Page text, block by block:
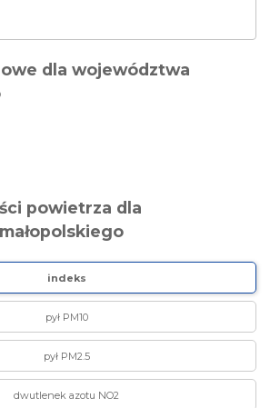
dla województwa
powietrza dla
indeks
pył PM10
pył PM2.5
dwutlenek azotu NO2